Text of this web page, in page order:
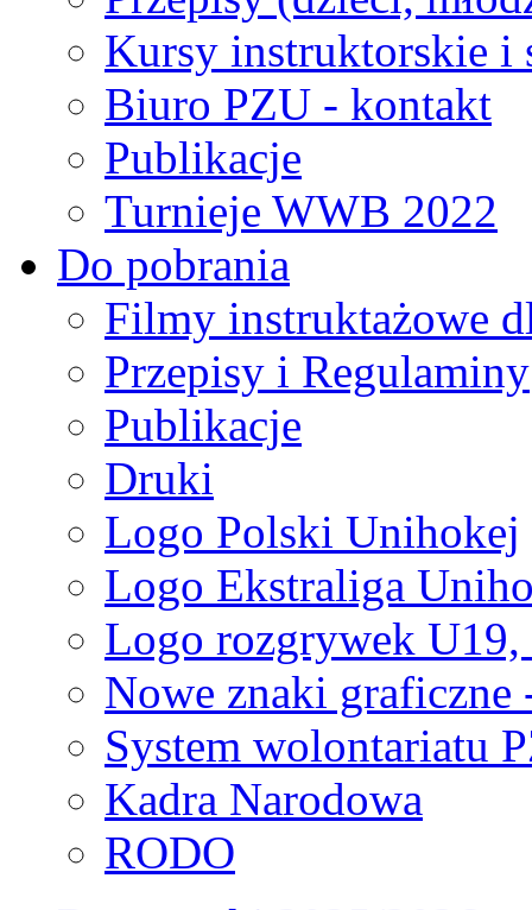
Kursy instruktorskie i
Biuro PZU - kontakt
Publikacje
Turnieje WWB 2022
Do pobrania
Filmy instruktażowe
Przepisy i Regulaminy
Publikacje
Druki
Logo Polski Unihokej
Logo Ekstraliga
Logo rozgrywek
Nowe znaki graficzne
System wolontariatu
Kadra Narodowa
RODO